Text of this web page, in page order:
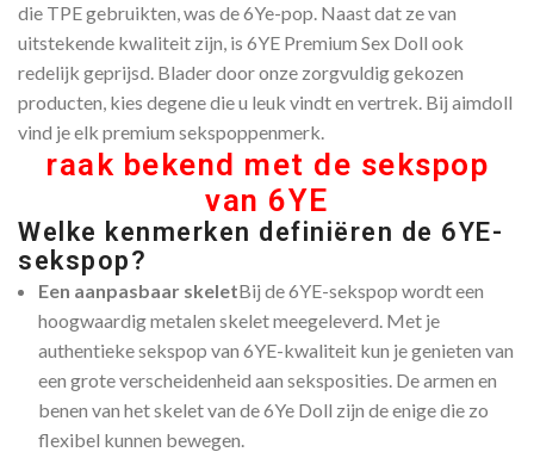
die TPE gebruikten, was de 6Ye-pop. Naast dat ze van
uitstekende kwaliteit zijn, is 6YE Premium Sex Doll ook
redelijk geprijsd. Blader door onze zorgvuldig gekozen
producten, kies degene die u leuk vindt en vertrek. Bij aimdoll
vind je elk premium sekspoppenmerk.
raak bekend met de sekspop
van 6YE
Welke kenmerken definiëren de 6YE-
sekspop?
Een aanpasbaar skeletBij de 6YE-sekspop wordt een
hoogwaardig metalen skelet meegeleverd. Met je
authentieke sekspop van 6YE-kwaliteit kun je genieten van
een grote verscheidenheid aan seksposities. De armen en
benen van het skelet van de 6Ye Doll zijn de enige die zo
flexibel kunnen bewegen.